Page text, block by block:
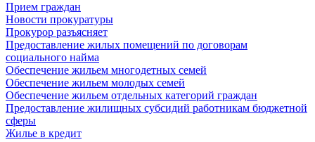
Прием граждан
Новости прокуратуры
Прокурор разъясняет
Предоставление жилых помещений по договорам
социального найма
Обеспечение жильем многодетных семей
Обеспечение жильем молодых семей
Обеспечение жильем отдельных категорий граждан
Предоставление жилищных субсидий работникам бюджетной
сферы
Жилье в кредит